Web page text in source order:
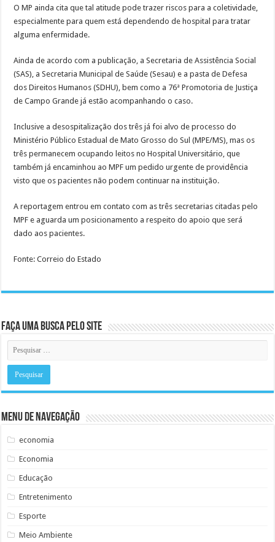
O MP ainda cita que tal atitude pode trazer riscos para a coletividade,
especialmente para quem está dependendo de hospital para tratar
alguma enfermidade.
Ainda de acordo com a publicação, a Secretaria de Assistência Social
(SAS), a Secretaria Municipal de Saúde (Sesau) e a pasta de Defesa
dos Direitos Humanos (SDHU), bem como a 76ª Promotoria de Justiça
de Campo Grande já estão acompanhando o caso.
Inclusive a desospitalização dos três já foi alvo de processo do
Ministério Público Estadual de Mato Grosso do Sul (MPE/MS), mas os
três permanecem ocupando leitos no Hospital Universitário, que
também já encaminhou ao MPF um pedido urgente de providência
visto que os pacientes não podem continuar na instituição.
A reportagem entrou em contato com as três secretarias citadas pelo
MPF e aguarda um posicionamento a respeito do apoio que será
dado aos pacientes.
Fonte: Correio do Estado
Faça uma busca pelo Site
Menu de Navegação
economia
Economia
Educação
Entretenimento
Esporte
Meio Ambiente